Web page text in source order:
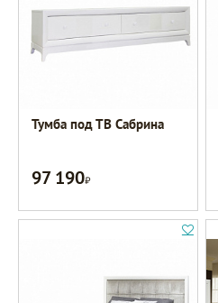
Тумба под ТВ Сабрина
97 190Р